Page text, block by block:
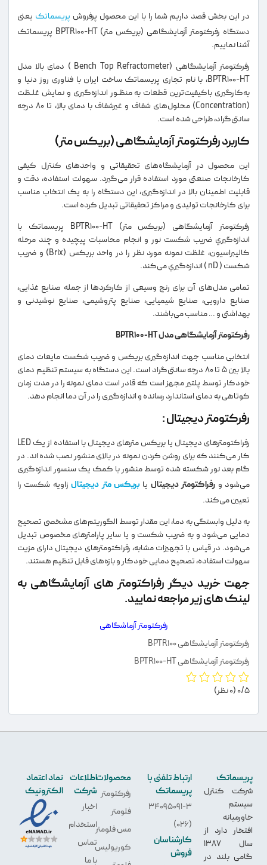
در این بخش قصد داریم شما را با این محصول پرفروش پریسماتک یعنی
دستگاه رفرکتومتر آزمایشگاهی (بریکس متر) BPTR100-HT پریسماتک
آشنا نماییم.
رفرکتومتر آزمایشگاهی (Bench Top Refractometer ) دمای بالا مدل
BPTR100-HT، با نام تجاری پریسماتک ساخت ایران با فناوری روز دنيا و
به‌كار‌گيری با‌كيفيت‌ترين قطعات به منظـور اندازه‌گيری و نمايش غلـظت
(Concentration) محلول‌های شفاف و غيرشفاف با دمای بالا، تا ۸۰ درجه
سانتی‌گراد، طراحی شده است.
کاربرد رفرکتومتر آزمایشگاهی (بریکس متر)
این محصول در آزمایشگاه‌های تحقیقاتی و واحدهای کنترل کیفی
کارخانجات صنعتی مورد استفاده قرار می‌گیرد. سهولت استفاده، دقت و
قابلیت اطمینان بالا در اندازه‌گیری، این دستگاه را به یک انتخاب مناسب
برای کارخانجات تولیدی و مراکز تحقیقاتی تبدیل کرده است.
رفرکتومتر آزمایشگاهی (بریکس متر) BPTR100-HT پریسماتک با
اندازه‌گيري ضريب شكست نور و انجام محاسبات پيچيده و چند مرحله
كاليبراسيون، غلظت نمونه مورد نظر را در واحد بريكس (Brix) و ضریب
شکست ( nD ) اندازه‌گيري می‌كند.
تمامی مدل‌های آن برای رنج وسیعی از کارکردها از جمله صنایع غذایی،
صنایع دارویی، صنایع شیمیایی، صنایع پتروشیمی، صنایع نوشیدنی و
بهداشتی و … مناسب می‌باشند.
رفرکتومتر آزمایشگاهی مدل BPTR100-HT
انتخابی مناسب جهت اندازه‌گیری بریکس و ضریب شکست مایعات دمای
بالا بین ۵ تا ۸۰ درجه سانتی‌گراد است. این دستگاه به سیستم تنظیم دمای
خودکار توسط پلتیر مجهز است که قادر است دمای نمونه را در مدت زمان
کوتاهی به دمای استاندارد رسانده و اندازه‌گیری را در آن دما انجام دهد.
رفرکتومتر دیجیتال :
رفراکتومترهای دیجیتال یا بریکس مترهای دیجیتال با استفاده از یک LED
کار می‌کنند که برای روشن کردن نمونه در بالای منشور نصب شده‌ اند. در
گام بعد نور شکسته شده توسط منشور با کمک یک سنسور اندازه‌گیری
می‌شود و رفراکتومتر دیجیتال یا بریکس متر دیجیتالزاویه شکست را
تعیین می‌کند.
به دلیل وابستگی به دما، این مقدار توسط الگوریتم‌های مشخصی تصحیح
دمایی می‌شود و به ضریب شکست و یا سایر پارامترهای مخصوص تبدیل
می‌شود. در قیاس با تجهیزات مشابه، رفراکتومترهای دیجیتال دارای مزیت
سهولت استفاده، تصحیح دمایی خودکار و بازه‌های قابل تنظیم هستند.
جهت خرید دیگر رفراکتومتر های آزمایشگاهی به
لینک های زیر مراجعه نمایید.
رفرکتومتر آزماشگاهی
رفرکتومتر آزمایشگاهی BPTR100
رفرکتومتر آزمایشگاهی BPTR100-HT
0/5(0 نظر)
پریسماتک
شرکت کنترل
سیستم
خاورمیانه
افتخار دارد از
سال 1387
گامی بلند در
ارتباط تلفنی با
پریسماتک
34095091-3
(026)
کارشناسان
فروش
محصولات
رفرکتومتر
فلومتر
مس فلومتر
کوریولیس
اطلاعات
شرکت
اخبار
استخدام
تماس
با ما
نماد اعتماد
الکترونیک